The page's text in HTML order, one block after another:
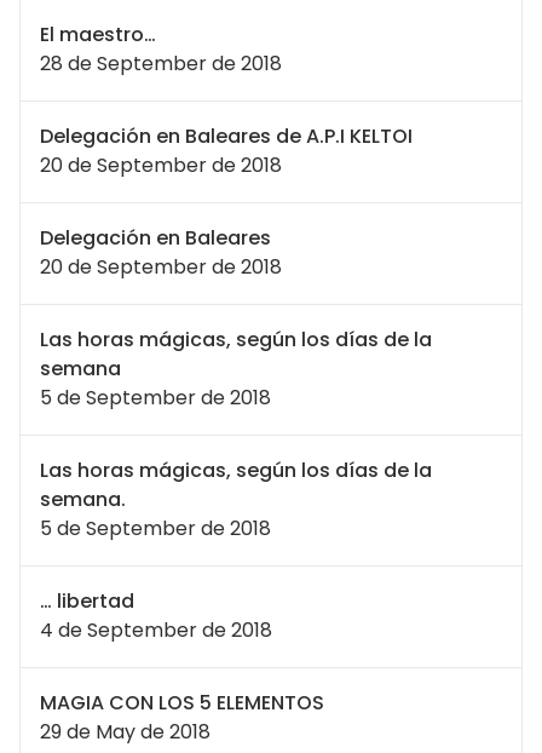
El maestro…
28 de September de 2018
Delegación en Baleares de A.P.I KELTOI
20 de September de 2018
Delegación en Baleares
20 de September de 2018
Las horas mágicas, según los días de la
semana
5 de September de 2018
Las horas mágicas, según los días de la
semana.
5 de September de 2018
… libertad
4 de September de 2018
MAGIA CON LOS 5 ELEMENTOS
29 de May de 2018